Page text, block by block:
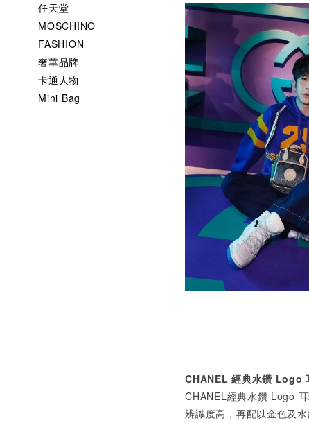
任天堂
MOSCHINO
FASHION
奢華品牌
卡通人物
Mini Bag
CHANEL經典水鑽 Logo
CHANEL經典水鑽 Logo
辨識度高，再配以金色及